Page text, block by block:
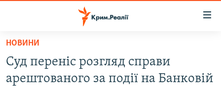
Перейти
основного
матеріалу
Перейти
ВОДА.КРИМ
ВІДЕО ТА ФОТО
НОВИНИ
Суд переніс розгляд справи
арештованого за події на Банковій